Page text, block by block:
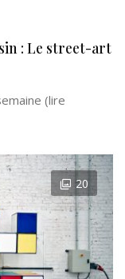
: Le street-art
(lire
20